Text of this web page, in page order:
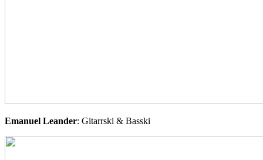
Emanuel Leander: Gitarrski & Basski